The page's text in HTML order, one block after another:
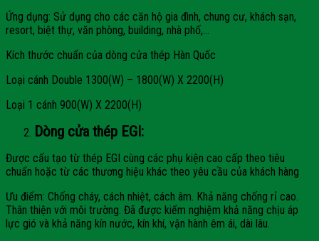
Ứng dụng: Sử dụng cho các căn hộ gia đình, chung cư, khách sạn,
resort, biệt thự, văn phòng, building, nhà phố,…
Kích thước chuẩn của dòng cửa thép Hàn Quốc
Loại cánh Double 1300(W) – 1800(W) X 2200(H)
Loại 1 cánh 900(W) X 2200(H)
Dòng cửa thép EGI:
Được cấu tạo từ thép EGI cùng các phụ kiện cao cấp theo tiêu
chuẩn hoặc từ các thương hiệu khác theo yêu cầu của khách hàng
Ưu điểm: Chống cháy, cách nhiệt, cách âm. Khả năng chống rỉ cao.
Thân thiện với môi trường. Đã được kiểm nghiệm khả năng chịu áp
lực gió và khả năng kín nước, kín khí, vận hành êm ái, dài lâu.